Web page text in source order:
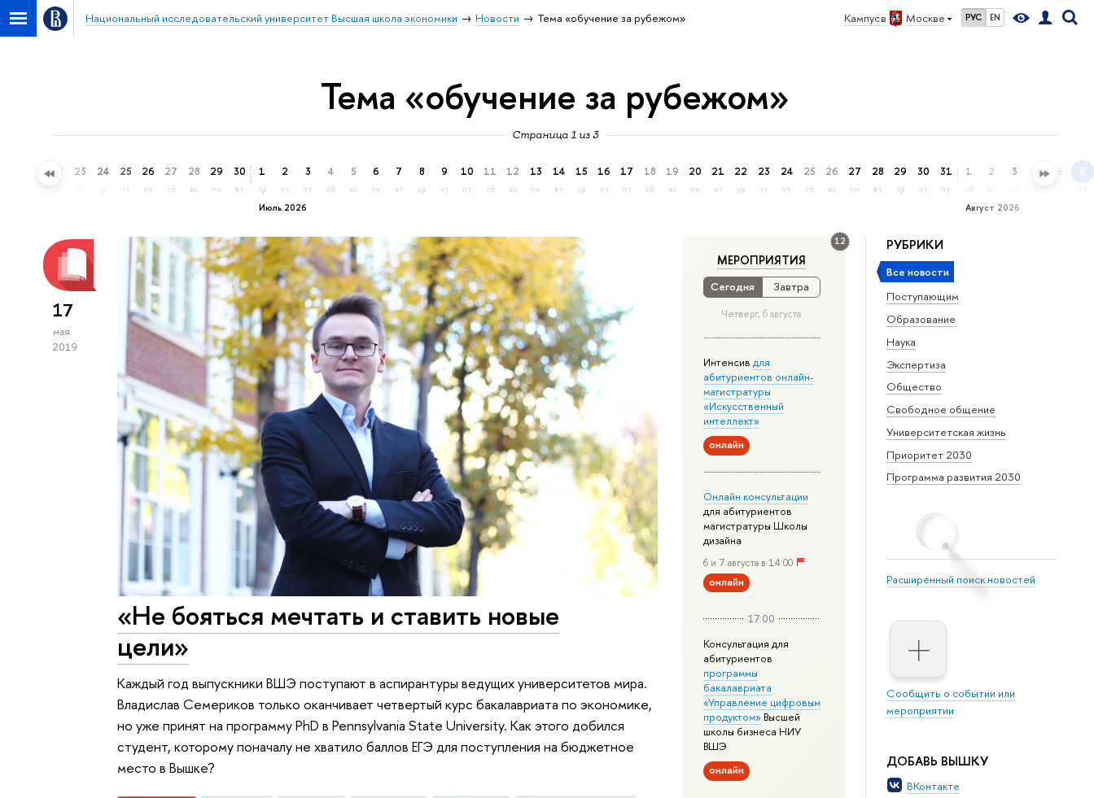
Кампус в Москве РУС EN
Национальный исследовательский университет Высшая школа экономики Новости Тема «обучение за рубежом»
Тема «обучение за рубежом»
Страница 1 из 3
22 23 24 25
чт
26
пт
27
сб
28
вс
29
пн
30
вт
Июль 2026
1
ср
2
чт
3
пт
4
сб
5
вс
6
пн
7
вт
8
ср
9
чт
10
пт
11
сб
12
вс
13
пн
14
вт
15
ср
16
чт
17
пт
18
сб
19
вс
20
пн
21
вт
22
ср
23
чт
24
пт
25
сб
26
вс
27
пн
28
вт
29
ср
30
чт
31
пт
Август 2026
1
сб
2 3 4 5 6
чт
РУБРИКИ
Все новости
Поступающим
Образование
Наука
Экспертиза
Общество
Свободное общение
Университетская жизнь
Приоритет 2030
Программа развития 2030
Расширенный поиск новостей
Сообщить о событии или
мероприятии
ДОБАВЬ ВЫШКУ
ВКонтакте
12
МЕРОПРИЯТИЯ
Сегодня Завтра
Четверг, 6 августа
Интенсив для
абитуриентов онлайн-
магистратуры
«Искусственный
интеллект»
онлайн
Онлайн консультации
для абитуриентов
магистратуры Школы
дизайна
6 и 7 августа в 14:00
онлайн
17:00
Консультация для
абитуриентов
программы
бакалавриата
«Управление цифровым
продуктом»Высшей
школы бизнеса НИУ
ВШЭ
онлайн
17
мая
2019
«Не бояться мечтать и ставить новые
цели»
Каждый год выпускники ВШЭ поступают в аспирантуры ведущих университетов мира.
Владислав Семериков только оканчивает четвертый курс бакалавриата по экономике,
но уже принят на программу PhD в Pennsylvania State University. Как этого добился
студент, которому поначалу не хватило баллов ЕГЭ для поступления на бюджетное
место в Вышке?